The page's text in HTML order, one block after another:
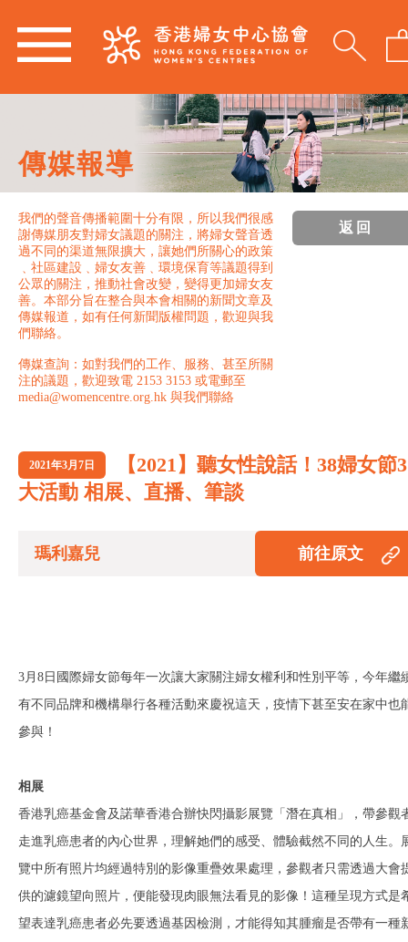
傳媒報導
我們的聲音傳播範圍十分有限，所以我們很感
謝傳媒朋友對婦女議題的關注，將婦女聲音透
過不同的渠道無限擴大，讓她們所關心的政策
﹑社區建設﹑婦女友善﹑環境保育等議題得到
公眾的關注，推動社會改變，變得更加婦女友
善。本部分旨在整合與本會相關的新聞文章及
傳媒報道，如有任何新聞版權問題，歡迎與我
們聯絡。
傳媒查詢：如對我們的工作、服務、甚至所關
注的議題，歡迎致電 2153 3153 或電郵至
media@womencentre.org.hk 與我們聯絡
返回
2021年3月7日
【2021】聽女性說話！38婦女節3
大活動 相展、直播、筆談
瑪利嘉兒 前往原文
3月8日國際婦女節每年一次讓大家關注婦女權利和性別平等，今年繼
有不同品牌和機構舉行各種活動來慶祝這天，疫情下甚至安在家中也
參與！
相展
香港乳癌基金會及諾華香港合辦快閃攝影展覽「潛在真相」，帶參觀
走進乳癌患者的內心世界，理解她們的感受、體驗截然不同的人生。
覽中所有照片均經過特別的影像重疊效果處理，參觀者只需透過大會
供的濾鏡望向照片，便能發現肉眼無法看見的影像！這種呈現方式是
望表達乳癌患者必先要透過基因檢測，才能得知其腫瘤是否帶有一種